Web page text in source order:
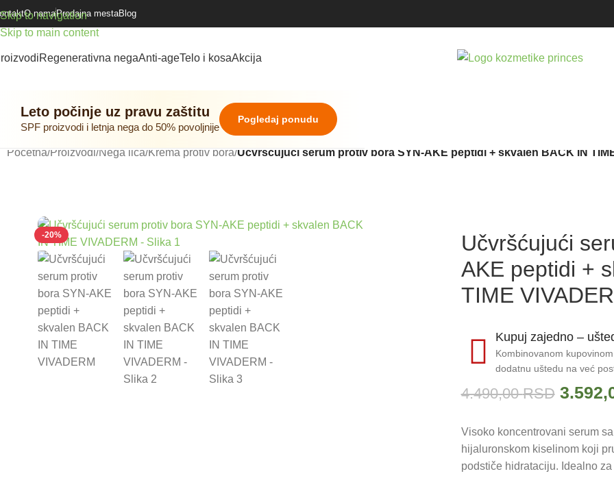
Skip to navigation
Skip to main content
O namaProdajna mestaBlog
Regenerativna negaAnti-ageTelo i kosaAkcija
Leto počinje uz pravu zaštitu
SPF proizvodi i letnja nega do 50% povoljnije
Pogledaj ponudu
Početna/Proizvodi/Nega lica/Krema protiv bora/Učvršćujući serum protiv bora SYN-AKE peptidi + skvalen BACK IN
-20%
Učvršćujući
AKE peptidi +
TIME
Kupuj zajedno –
Kombinovanom
dodatnu uštedu na već
4.490,00RSD
Visoko koncentrovani serum
hijaluronskom kiselinom koji
podstiče hidrataciju. Idealno